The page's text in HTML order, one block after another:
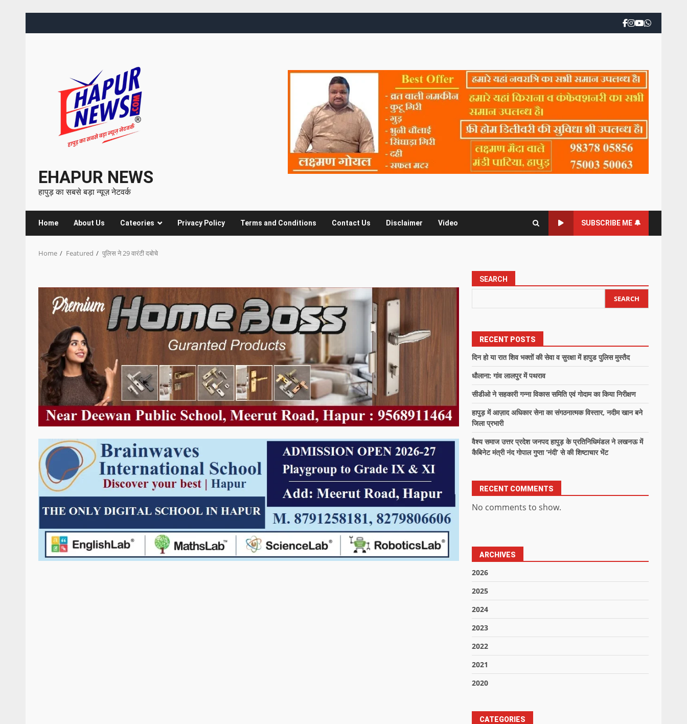
EHAPUR NEWS
हापुड़ का सबसे बड़ा न्यूज़ नेटवर्क
Home About Us Cateories Privacy Policy Terms and Conditions Contact Us Disclaimer Video SUBSCRIBE ME 🔔
Home Featured पुलिस ने 29 वारंटी दबोचे
SEARCH
SEARCH
RECENT POSTS
दिन हो या रात शिव भक्तों की सेवा व सुरक्षा में हापुड पुलिस मुस्तैद
धौलाना: गांव लालपुर में पथराव
सीडीओ ने सहकारी गन्ना विकास समिति एवं गोदाम का किया निरीक्षण
हापुड़ में आज़ाद अधिकार सेना का संगठनात्मक विस्तार, नदीम खान बने
जिला प्रभारी
वैश्य समाज उत्तर प्रदेश जनपद हापुड़ के प्रतिनिधिमंडल ने लखनऊ में
कैबिनेट मंत्री नंद गोपाल गुप्ता ‘नंदी’ से की शिष्टाचार भेंट
RECENT COMMENTS
No comments to show.
ARCHIVES
2026
2025
2024
2023
2022
2021
2020
CATEGORIES